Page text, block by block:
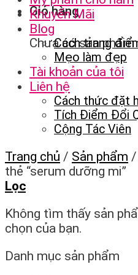
Giỏ hàng
Chưa có sản phẩm
Khuyến Mãi
Blog
Cách trang
Mẹo làm đẹp
Tài khoản của tôi
Liên hệ
Cách thức đặt
Tích Điểm Đổi
Cộng Tác Viên
Trang chủ / Sản phẩm /
thẻ “serum dưỡng mi”
Lọc
Không tìm thấy sản
chọn của bạn.
Danh mục sản phẩm